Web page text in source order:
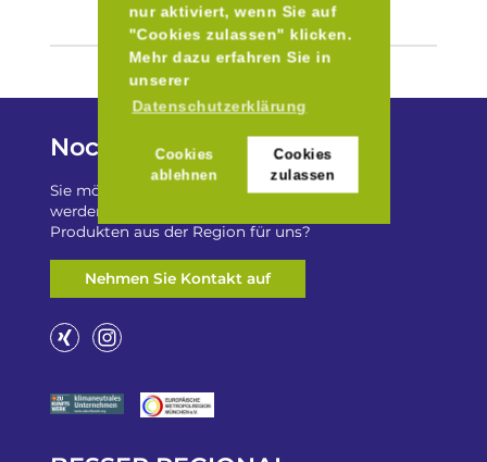
nur aktiviert, wenn Sie auf
"Cookies zulassen" klicken.
Mehr dazu erfahren Sie in
unserer
Datenschutzerklärung
Cookies
ablehnen
Cookies
zulassen
Noch Fragen?
Sie möchten auf „Besser Regional“ gelistet
werden? Oder haben Sie einen Freizeittip zu
Produkten aus der Region für uns?
Nehmen Sie Kontakt auf